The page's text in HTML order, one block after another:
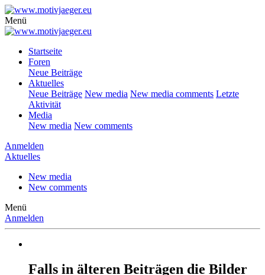
Menü
Startseite
Foren
Neue Beiträge
Aktuelles
Neue Beiträge New media New media comments Letzte
Aktivität
Media
New media New comments
Anmelden
Aktuelles
New media
New comments
Menü
Anmelden
Falls in älteren Beiträgen die Bilder